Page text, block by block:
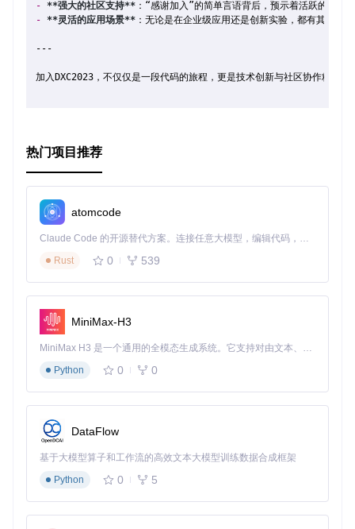
-
**强大的社区支持**
-
**灵活的应用场景** ：无论是在企业级应用还是创新实验，都有其施展
---
加入DXC2023，不仅仅是一段代码的旅程，更是技术创新与社区协作精神
热门项目推荐
atomcode
Claude Code 的开源替代方案。连接任意大模型，编辑代码，运行命令，自动验证 — 全自动执行。用 Rust 构建，极致性能。 ｜ An open-source alternative to Claude Code. Connect any LLM, edit code, run commands, and verify changes — autonomously. Built in Rust for speed. Get Started
Rust
0 539
MiniMax-H3
MiniMax H3 是一个通用的全模态生成系统。它支持对由文本、图像、视频和音频组成的多模态上下文进行统一理解，并能生成分辨率高达 2K、时长可达 15 秒的带原生立体声音频的视频。得益于面向任务泛化的系统设计，H3 在预训练阶段就已具备广泛的多模态上下文理解与生成能力，能够出色地执行复杂的多模态指令。
Python
0 0
DataFlow
基于大模型算子和工作流的高效文本大模型训练数据合成框架
Python
0 5